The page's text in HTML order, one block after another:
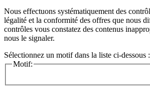
Nous effectuons systématiquement des
légalité et la conformité des offres que nous
contrôles vous constatez des contenus
nous le signaler.
Sélectionnez un motif dans la liste ci-dessous :
Motif: